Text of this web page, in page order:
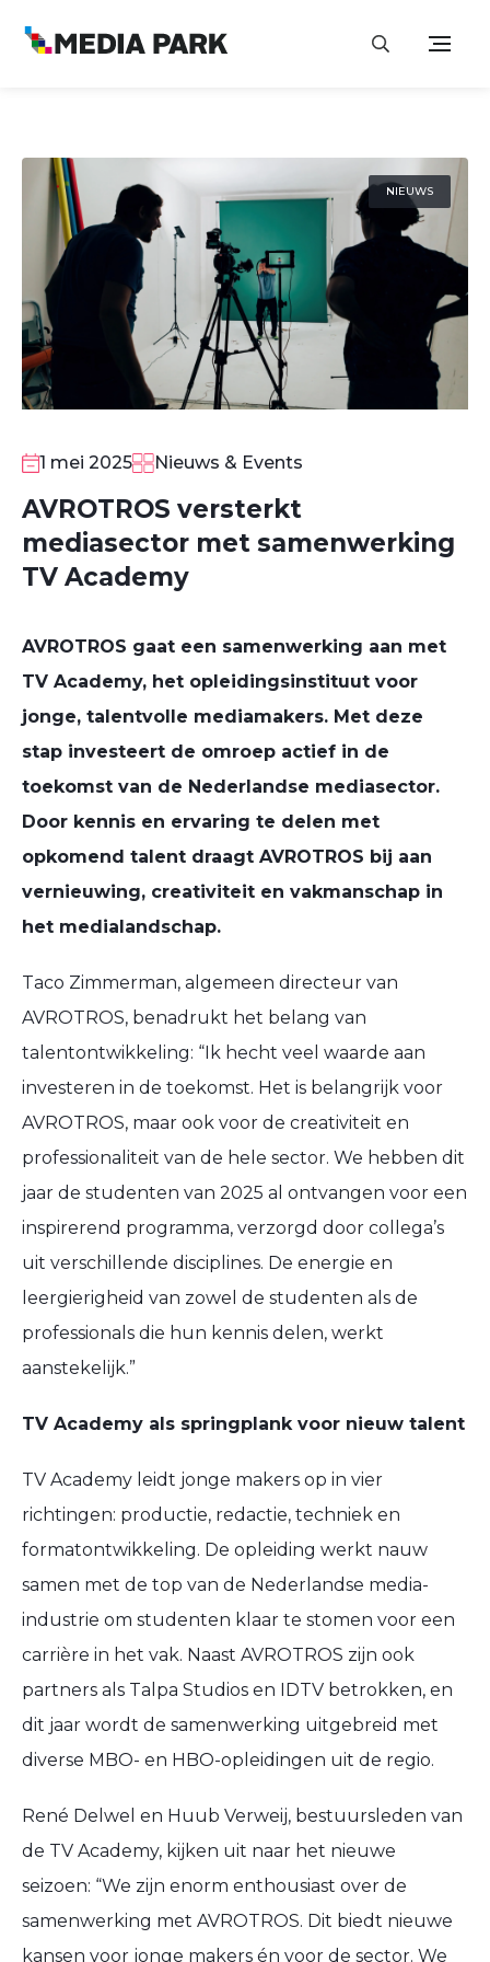
NIEUWS
1 mei 2025 Nieuws & Events
AVROTROS versterkt
mediasector met samenwerking
TV Academy
AVROTROS gaat een samenwerking aan met
TV Academy, het opleidingsinstituut voor
jonge, talentvolle mediamakers. Met deze
stap investeert de omroep actief in de
toekomst van de Nederlandse mediasector.
Door kennis en ervaring te delen met
opkomend talent draagt AVROTROS bij aan
vernieuwing, creativiteit en vakmanschap in
het medialandschap.
Taco Zimmerman, algemeen directeur van
AVROTROS, benadrukt het belang van
talentontwikkeling: “Ik hecht veel waarde aan
investeren in de toekomst. Het is belangrijk voor
AVROTROS, maar ook voor de creativiteit en
professionaliteit van de hele sector. We hebben dit
jaar de studenten van 2025 al ontvangen voor een
inspirerend programma, verzorgd door collega’s
uit verschillende disciplines. De energie en
leergierigheid van zowel de studenten als de
professionals die hun kennis delen, werkt
aanstekelijk.”
TV Academy als springplank voor nieuw talent
TV Academy leidt jonge makers op in vier
richtingen: productie, redactie, techniek en
formatontwikkeling. De opleiding werkt nauw
samen met de top van de Nederlandse media-
industrie om studenten klaar te stomen voor een
carrière in het vak. Naast AVROTROS zijn ook
partners als Talpa Studios en IDTV betrokken, en
dit jaar wordt de samenwerking uitgebreid met
diverse MBO- en HBO-opleidingen uit de regio.
René Delwel en Huub Verweij, bestuursleden van
de TV Academy, kijken uit naar het nieuwe
seizoen: “We zijn enorm enthousiast over de
samenwerking met AVROTROS. Dit biedt nieuwe
kansen voor jonge makers én voor de sector. We